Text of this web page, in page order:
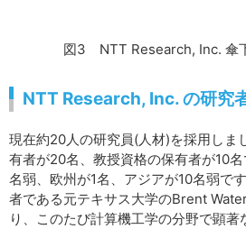
図3 NTT Research, Inc. 傘
NTT Research, Inc. の研究
現在約20人の研究員(人材)を採用しま
有者が20名、教授資格の保有者が10
名弱、欧州が1名、アジアが10名弱で
者である元テキサス大学のBrent
り、このたび計算機工学の分野で顕著